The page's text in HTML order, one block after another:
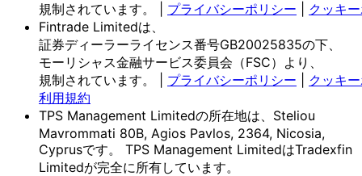
規制されています。
プライバシーポリシー
クッキ
Fintrade Limitedは、
証券ディーラーライセンス番号GB20025835の下、
モーリシャス金融サービス委員会 （FSC）より、
規制されています。
プライバシーポリシー
クッキ
利用規約
TPS Management Limitedの所在地は、 Steliou
Mavrommati 80B, Agios Pavlos, 2364, Nicosia,
Cyprusです。
TPS Management LimitedはTradexfin
Limitedが完全に所有しています。